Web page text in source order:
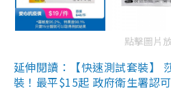
點擊圖片
延伸閱讀：【快速測試套裝】
裝！最平$15起 政府衛生署認